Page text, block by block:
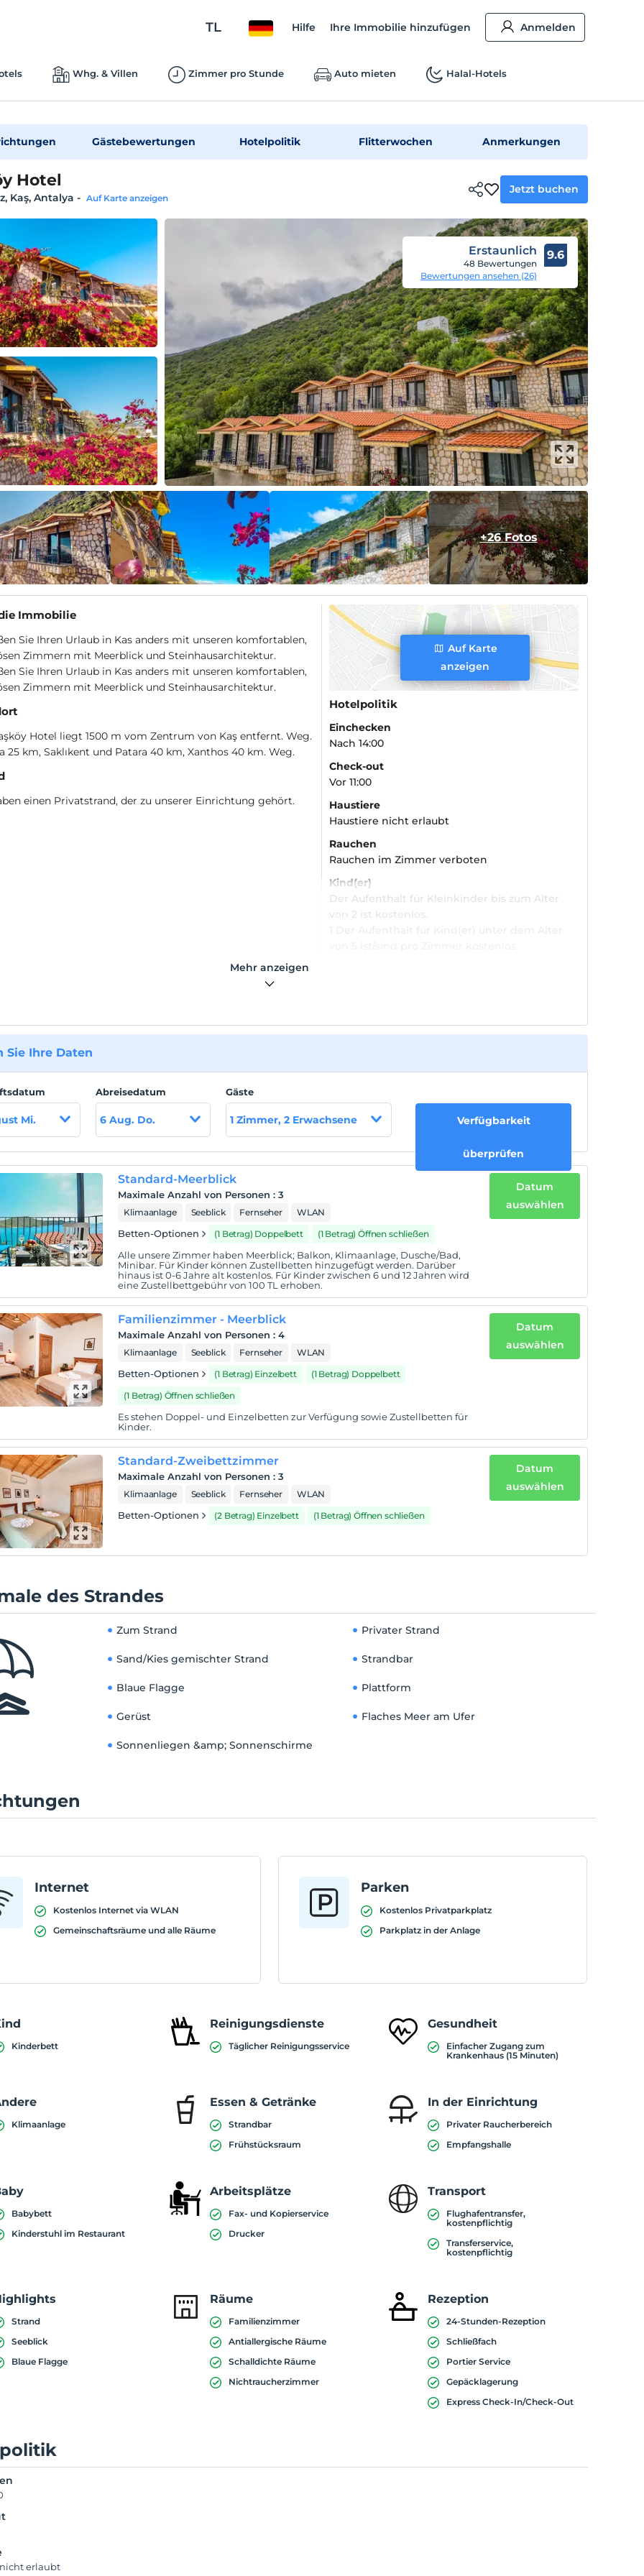
TL Hilfe Ihre Immobilie hinzufügen Anmelden
Whg. & Villen Zimmer pro Stunde Auto mieten Halal-Hotels
Gästebewertungen Hotelpolitik Flitterwochen Anmerkungen
Hotel
Kaş, Antalya - Auf Karte anzeigen
Jetzt buchen
Erstaunlich
48 Bewertungen
Bewertungen ansehen (26)
9.6
+26 Fotos
Immobilie
Sie Ihren Urlaub in Kas anders mit unseren komfortablen,
Zimmern mit Meerblick und Steinhausarchitektur.
Sie Ihren Urlaub in Kas anders mit unseren komfortablen,
Zimmern mit Meerblick und Steinhausarchitektur.
Hotel liegt 1500 m vom Zentrum von Kaş entfernt. Weg.
25 km, Saklıkent und Patara 40 km, Xanthos 40 km. Weg.
einen Privatstrand, der zu unserer Einrichtung gehört.
Auf Karte
anzeigen
Hotelpolitik
Einchecken
Nach 14:00
Check-out
Vor 11:00
Haustiere
Haustiere nicht erlaubt
Rauchen
Rauchen im Zimmer verboten
Kind(er)
Der Aufenthalt für Kleinkinder bis zum Alter
von 2 ist kostenlos.
Mehr anzeigen
Sie Ihre Daten
Mi.
Abreisedatum
6 Aug. Do.
Gäste
1 Zimmer, 2 Erwachsene Verfügbarkeit
überprüfen
Standard-Meerblick
Maximale Anzahl von Personen :3
Klimaanlage Seeblick Fernseher WLAN
Betten-Optionen (1 Betrag) Doppelbett (1 Betrag) Öffnen schließen
Alle unsere Zimmer haben Meerblick; Balkon, Klimaanlage, Dusche/Bad,
Minibar. Für Kinder können Zustellbetten hinzugefügt werden. Darüber
hinaus ist 0-6 Jahre alt kostenlos. Für Kinder zwischen 6 und 12 Jahren wird
eine Zustellbettgebühr von 100 TL erhoben.
Datum
auswählen
Familienzimmer - Meerblick
Maximale Anzahl von Personen :4
Klimaanlage Seeblick Fernseher WLAN
Betten-Optionen (1 Betrag) Einzelbett
(1 Betrag) Doppelbett
(1 Betrag) Öffnen schließen
Es stehen Doppel- und Einzelbetten zur Verfügung sowie Zustellbetten für
Kinder.
Datum
auswählen
Standard-Zweibettzimmer
Maximale Anzahl von Personen :3
Klimaanlage Seeblick Fernseher WLAN
Betten-Optionen (2 Betrag) Einzelbett (1 Betrag) Öffnen schließen
Datum
auswählen
des Strandes
Zum Strand Privater Strand
Sand/Kies gemischter Strand Strandbar
Blaue Flagge Plattform
Gerüst Flaches Meer am Ufer
Sonnenliegen &amp; Sonnenschirme
Internet
Kostenlos Internet via WLAN
Gemeinschaftsräume und alle Räume
Parken
Kostenlos Privatparkplatz
Parkplatz in der Anlage
Kinderbett
Reinigungsdienste
Täglicher Reinigungsservice
Gesundheit
Einfacher Zugang zum
Krankenhaus (15 Minuten)
Klimaanlage
Essen & Getränke
Strandbar
Frühstücksraum
In der Einrichtung
Privater Raucherbereich
Empfangshalle
Babybett
Kinderstuhl im Restaurant
Arbeitsplätze
Fax- und Kopierservice
Drucker
Transport
Flughafentransfer,
kostenpflichtig
Transferservice,
kostenpflichtig
Strand
Seeblick
Blaue Flagge
Räume
Familienzimmer
Antiallergische Räume
Schalldichte Räume
Nichtraucherzimmer
Rezeption
24-Stunden-Rezeption
Schließfach
Portier Service
Gepäcklagerung
Express Check-In/Check-Out
erlaubt